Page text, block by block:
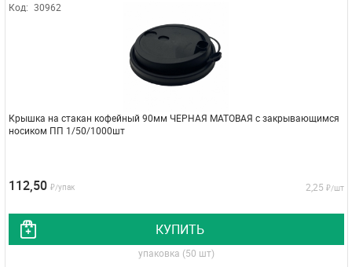
Код: 30962
Крышка на стакан кофейный 90мм ЧЕРНАЯ МАТОВАЯ с закрывающимся
носиком ПП 1/50/1000шт
112,50 ₽/упак 2,25 ₽/шт
КУПИТЬ
упаковка (50 шт)